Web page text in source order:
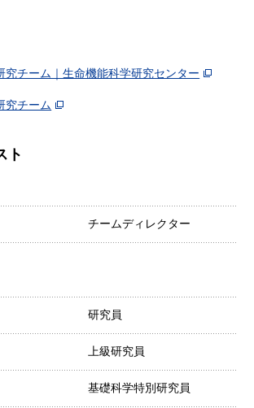
究チーム｜生命機能科学研究センター
究チーム
ト
チームディレクター
研究員
上級研究員
基礎科学特別研究員